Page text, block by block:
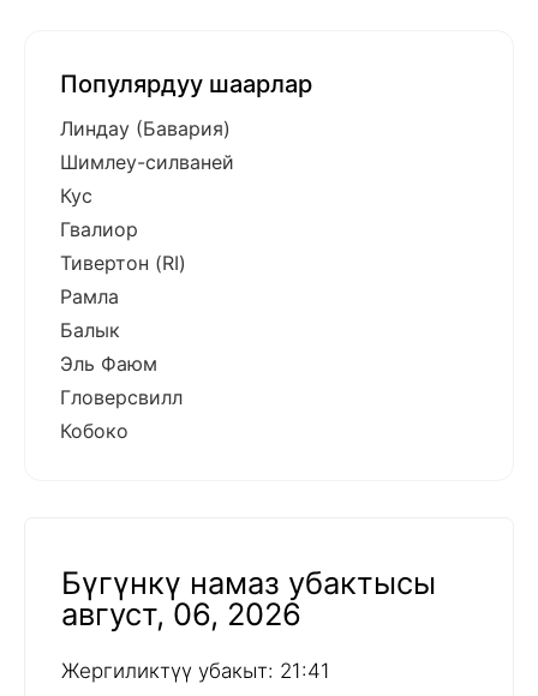
Популярдуу шаарлар
Линдау (Бавария)
Шимлеу-силваней
Кус
Гвалиор
Тивертон (RI)
Рамла
Балык
Эль Фаюм
Гловерсвилл
Кобоко
Бүгүнкү намаз убактысы
август, 06, 2026
Жергиликтүү убакыт: 21:41